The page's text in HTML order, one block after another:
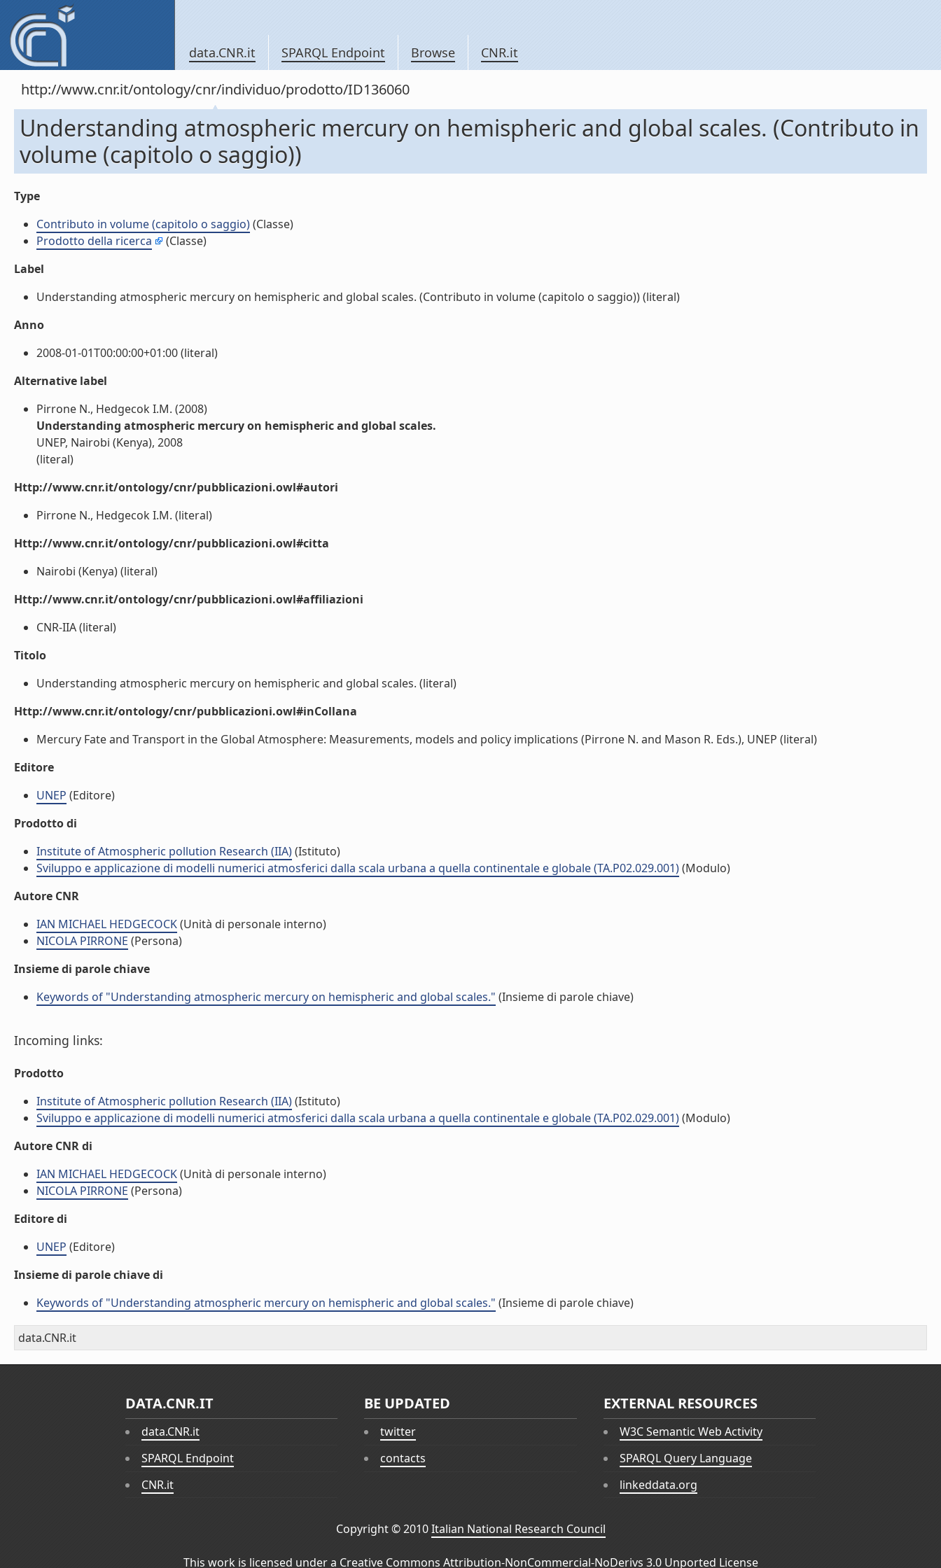
data.CNR.it SPARQL Endpoint Browse CNR.it
http://www.cnr.it/ontology/cnr/individuo/prodotto/ID136060
Understanding atmospheric mercury on hemispheric and global scales. (Contributo in
volume (capitolo o saggio))
Type
Contributo in volume (capitolo o saggio)(Classe)
Prodotto della ricerca
(Classe)
Label
Understanding atmospheric mercury on hemispheric and global scales. (Contributo in volume (capitolo o saggio)) (literal)
Anno
2008-01-01T00:00:00+01:00 (literal)
Alternative label
Pirrone N., Hedgecok I.M. (2008)
Understanding atmospheric mercury on hemispheric and global scales.
UNEP, Nairobi (Kenya), 2008
(literal)
Http://www.cnr.it/ontology/cnr/pubblicazioni.owl#autori
Pirrone N., Hedgecok I.M. (literal)
Http://www.cnr.it/ontology/cnr/pubblicazioni.owl#citta
Nairobi (Kenya) (literal)
Http://www.cnr.it/ontology/cnr/pubblicazioni.owl#affiliazioni
CNR-IIA (literal)
Titolo
Understanding atmospheric mercury on hemispheric and global scales. (literal)
Http://www.cnr.it/ontology/cnr/pubblicazioni.owl#inCollana
Mercury Fate and Transport in the Global Atmosphere: Measurements, models and policy implications (Pirrone N. and Mason R. Eds.), UNEP (literal)
Editore
UNEP (Editore)
Prodotto di
Institute of Atmospheric pollution Research (IIA)(Istituto)
Sviluppo e applicazione di modelli numerici atmosferici dalla scala urbana a quella continentale e globale (TA.P02.029.001)(Modulo)
Autore CNR
IAN MICHAEL HEDGECOCK(Unità di personale interno)
NICOLA PIRRONE (Persona)
Insieme di parole chiave
Keywords of "Understanding atmospheric mercury on hemispheric and global scales." (Insieme di parole chiave)
Incoming links:
Prodotto
Institute of Atmospheric pollution Research (IIA)(Istituto)
Sviluppo e applicazione di modelli numerici atmosferici dalla scala urbana a quella continentale e globale (TA.P02.029.001)(Modulo)
Autore CNR di
IAN MICHAEL HEDGECOCK(Unità di personale interno)
NICOLA PIRRONE (Persona)
Editore di
UNEP (Editore)
Insieme di parole chiave di
Keywords of "Understanding atmospheric mercury on hemispheric and global scales." (Insieme di parole chiave)
data.CNR.it
DATA.CNR.IT
data.CNR.it
SPARQL Endpoint
CNR.it
BE UPDATED
twitter
contacts
EXTERNAL RESOURCES
W3C Semantic Web Activity
SPARQL Query Language
linkeddata.org
Copyright © 2010Italian National Research Council
This work is licensed under a Creative Commons Attribution-NonCommercial-NoDerivs 3.0 Unported License